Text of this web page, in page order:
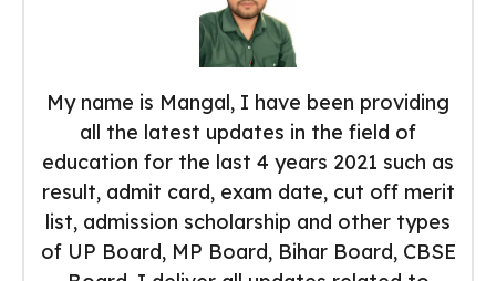
My name is Mangal, I have been providing
all the latest updates in the field of
education for the last 4 years 2021 such as
result, admit card, exam date, cut off merit
list, admission scholarship and other types
of UP Board, MP Board, Bihar Board, CBSE